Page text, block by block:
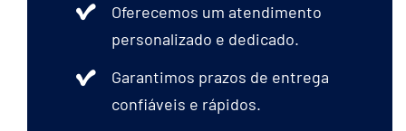
Oferecemos um atendimento
personalizado e dedicado.
Garantimos prazos de entrega
confiáveis e rápidos.